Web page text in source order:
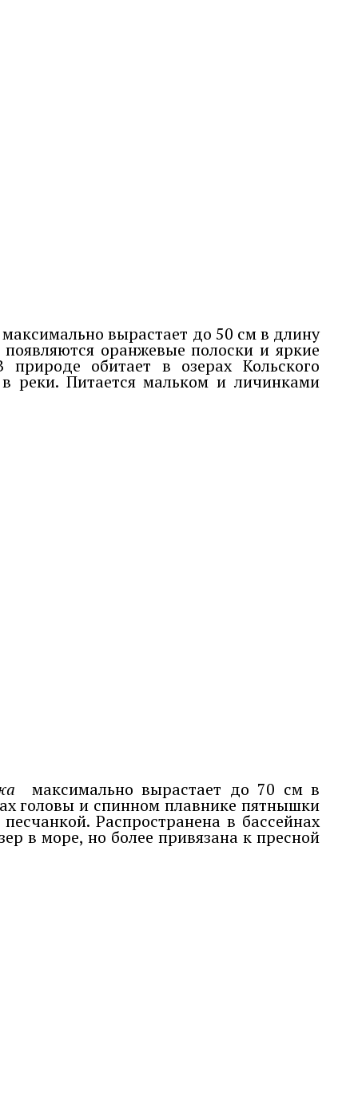
максимально вырастает до 50 см в длину
оранжевые полоски и яркие
обитает в озерах Кольского
реки. Питается мальком и личинками
максимально вырастает до 70 см в
головы и спинном плавнике пятнышки
Распространена в бассейнах
в море, но более привязана к пресной